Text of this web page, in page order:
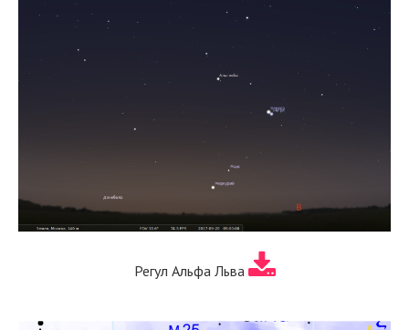
Регул Альфа Льва